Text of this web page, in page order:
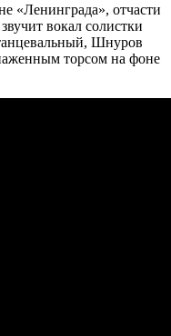
«Ленинграда», отчасти
вокал солистки
Шнуров
торсом на фоне